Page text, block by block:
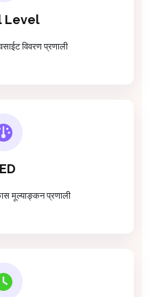
Level
विवरण प्रणाली
मूल्याङ्कन प्रणाली